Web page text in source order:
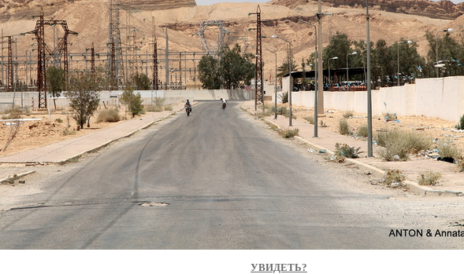
УВИДЕТЬ?